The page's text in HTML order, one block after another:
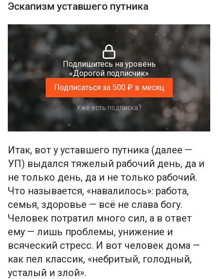
Эскапизм уставшего путника
Подпишитесь на уровень
«Дорогой подписчик»
Подписаться за 500 ₽ в месяц
Уже есть подписка?
Итак, вот у уставшего путника (далее —
УП) выдался тяжелый рабочий день, да и
не только день, да и не только рабочий.
Что называется, «навалилось»: работа,
семья, здоровье — всё не слава богу.
Человек потратил много сил, а в ответ
ему — лишь проблемы, унижение и
всяческий стресс. И вот человек дома —
как пел классик, «небритый, голодный,
усталый и злой».